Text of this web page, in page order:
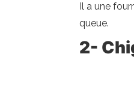
Il a une
queue.
2-